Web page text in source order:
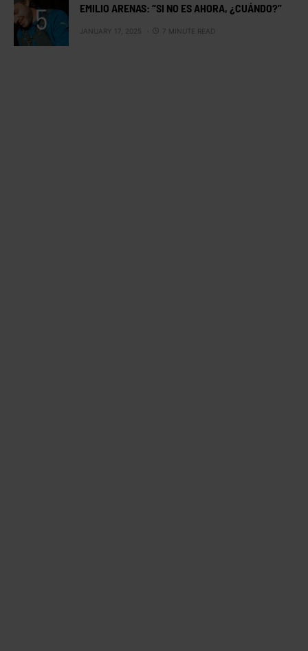
EMILIO ARENAS: “SI NO ES AHORA, ¿CUÁNDO?”
JANUARY 17, 2025 7 MINUTE READ